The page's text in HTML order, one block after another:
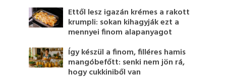
Ettől lesz igazán krémes a rakott
krumpli: sokan kihagyják ezt a
mennyei finom alapanyagot
Így készül a finom, filléres hamis
mangóbefőtt: senki nem jön rá,
hogy cukkiniből van